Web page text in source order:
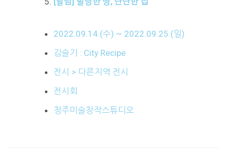
2022.09.14.(수) ~ 2022.09.25.(일)
김슬기 : City Recipe
전시 > 다른지역 전시
전시회
청주미술창작스튜디오